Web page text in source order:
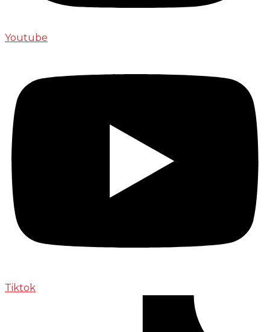
Youtube
Tiktok